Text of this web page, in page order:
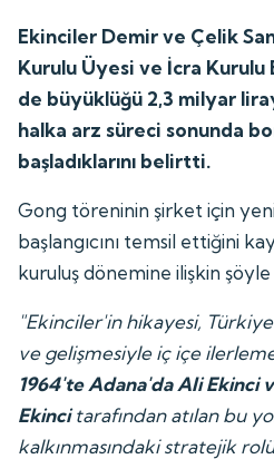
Ekinciler Demir ve Çelik
Kurulu Üyesi ve İcra Kurulu
de büyüklüğü 2,3 milyar
halka arz süreci sonunda
başladıklarını belirtti.
Gong töreninin şirket için
başlangıcını temsil ettiğini
kuruluş dönemine ilişkin
"Ekinciler'in hikayesi,
ve gelişmesiyle iç içe
1964'te Adana'da Ali Ekinci
Ekincitarafından atılan bu
kalkınmasındaki stratejik